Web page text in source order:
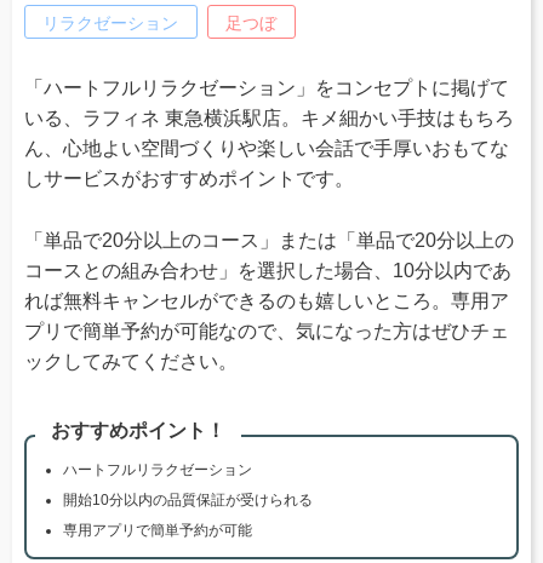
リラクゼーション 足つぼ
「ハートフルリラクゼーション」をコンセプトに掲げて
いる、ラフィネ 東急横浜駅店。キメ細かい手技はもちろ
ん、心地よい空間づくりや楽しい会話で手厚いおもてな
しサービスがおすすめポイントです。
「単品で20分以上のコース」または「単品で20分以上の
コースとの組み合わせ」を選択した場合、10分以内であ
れば無料キャンセルができるのも嬉しいところ。専用ア
プリで簡単予約が可能なので、気になった方はぜひチェ
ックしてみてください。
おすすめポイント！
ハートフルリラクゼーション
開始10分以内の品質保証が受けられる
専用アプリで簡単予約が可能